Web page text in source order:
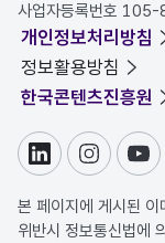
사업자등록번호
개인정보처리방침
정보활용방침
한국콘텐츠진흥원
링크드인인스타그
유
본 페이지에 게시된
위반시 정보통신법에